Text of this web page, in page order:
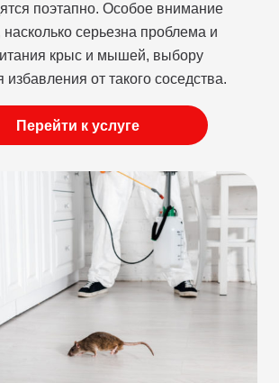
поэтапно. Особое внимание
насколько серьезна проблема и
крыс и мышей, выбору
избавления от такого соседства.
Перейти к услуге